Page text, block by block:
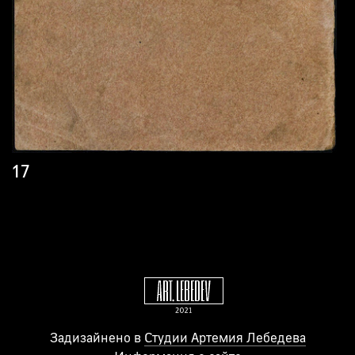
17
Задизайнено в Студии Артемия Лебедева